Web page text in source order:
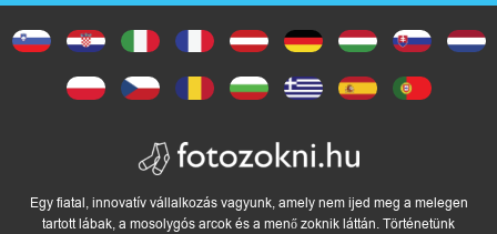
Egy fiatal, innovatív vállalkozás vagyunk, amely nem ijed meg a melegen
tartott lábak, a mosolygós arcok és a menő zoknik láttán. Történetünk